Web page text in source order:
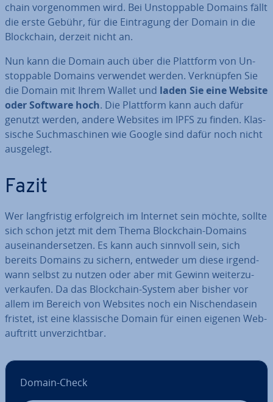
chain vor­ge­nom­men wird. Bei Un­stoppable Domains fällt
die erste Gebühr, für die Ein­tra­gung der Domain in die
Block­chain, derzeit nicht an.
Nun kann die Domain auch über die Plattform von Un­
stoppable Domains verwendet werden. Ver­knüp­fen Sie
die Domain mit Ihrem Wallet und laden Sie eine Website
oder Software hoch. Die Plattform kann auch dafür
genutzt werden, andere Websites im IPFS zu finden. Klas­
si­sche Such­ma­schi­nen wie Google sind dafür noch nicht
ausgelegt.
Fazit
Wer lang­fris­tig er­folg­reich im Internet sein möchte, sollte
sich schon jetzt mit dem Thema Block­chain-Domains
aus­ein­an­der­set­zen. Es kann auch sinnvoll sein, sich
bereits Domains zu sichern, entweder um diese ir­gend­
wann selbst zu nutzen oder aber mit Gewinn wei­ter­zu­
ver­kau­fen. Da das Block­chain-System aber bisher vor
allem im Bereich von Websites noch ein Ni­schen­da­sein
fristet, ist eine klas­si­sche Domain für einen eigenen Web­
auf­tritt un­ver­zicht­bar.
Domain-Check